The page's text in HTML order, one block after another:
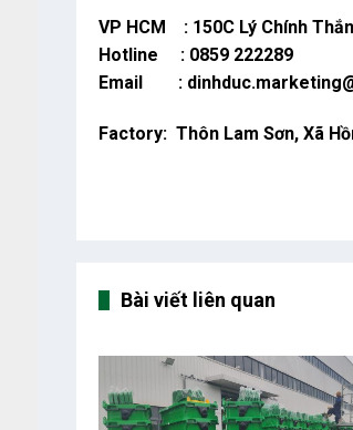
VP HCM : 150C Lý Chính
Hotline : 0859 222289
Email :
Factory: Thôn Lam Sơn, Xã
Bài viết liên quan